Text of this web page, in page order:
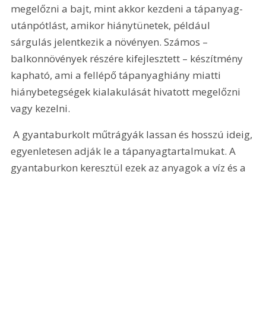
megelőzni a bajt, mint akkor kezdeni a tápanyag-
utánpótlást, amikor hiánytünetek, például
sárgulás jelentkezik a növényen. Számos –
balkonnövények részére kifejlesztett – készítmény
kapható, ami a fellépő tápanyaghiány miatti
hiánybetegségek kialakulását hivatott megelőzni
vagy kezelni.
A gyantaburkolt műtrágyák lassan és hosszú ideig,
egyenletesen adják le a tápanyagtartalmukat. A
gyantaburkon keresztül ezek az anyagok a víz és a